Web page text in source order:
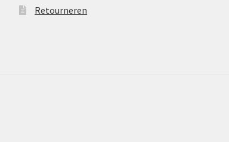
Retourneren